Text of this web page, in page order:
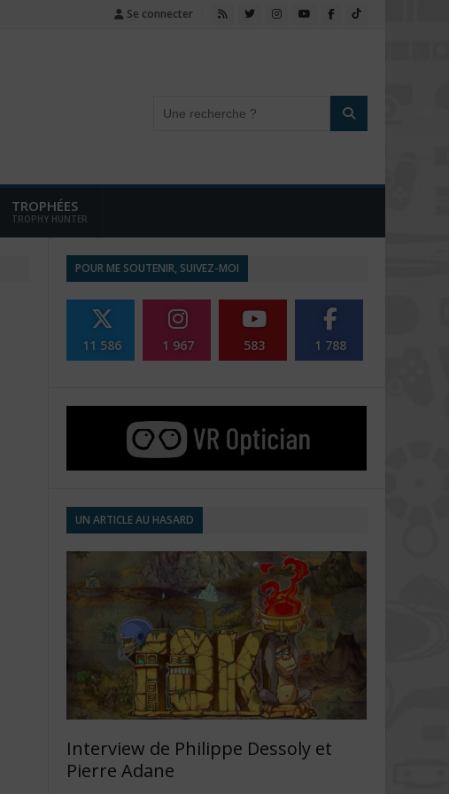
Se connecter
TROPHÉES
TROPHY HUNTER
POUR ME SOUTENIR, SUIVEZ-MOI
11 586 1 967 583 1 788
UN ARTICLE AU HASARD
Interview de Philippe Dessoly et
Pierre Adane